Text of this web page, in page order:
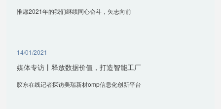
惟愿2021年的我们继续同心奋斗，矢志向前
14/01/2021
媒体专访丨释放数据价值，打造智能工厂
胶东在线记者探访美瑞新材omp信息化创新平台